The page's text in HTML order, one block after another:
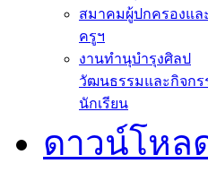
สมาคมผู้ปกครองแล
ครูฯ
งานทำนุบำรุงศิลป
วัฒนธรรมและกิจกร
นักเรียน
ดาวน์โหล